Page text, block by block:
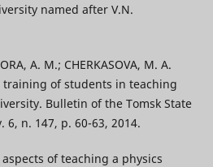
named after V.N.
A. M.; CHERKASOVA, M. A.
training of students in teaching
Bulletin of the Tomsk State
6, n. 147, p. 60-63, 2014.
aspects of teaching a physics